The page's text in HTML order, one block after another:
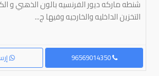
شنطه ماركه ديور الفرنسيه بالون الذهبي و
التخزين الداخليه والخارجيه وفيها ج...
96569014350